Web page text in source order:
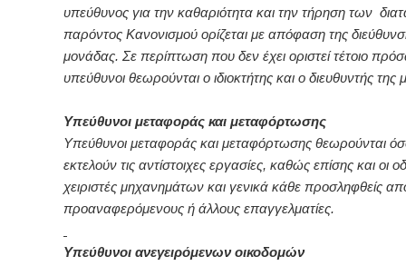
υπεύθυνος για την καθαριότητα και την τήρηση των
παρόντος Κανονισμού ορίζεται με απόφαση της
μονάδας. Σε περίπτωση που δεν έχει οριστεί τέτοιο
υπεύθυνοι θεωρούνται ο ιδιοκτήτης και ο διευθυντής της
Υπεύθυνοι μεταφοράς και μεταφόρτωσης
Υπεύθυνοι μεταφοράς και μεταφόρτωσης θεωρούνται
εκτελούν τις αντίστοιχες εργασίες, καθώς επίσης και οι
χειριστές μηχανημάτων και γενικά κάθε προσληφθείς
προαναφερόμενους ή άλλους επαγγελματίες.
Υπεύθυνοι ανεγειρόμενων οικοδομών